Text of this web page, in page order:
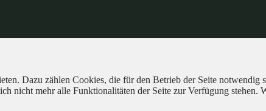
Dazu zählen Cookies, die für den Betrieb der Seite notwendig
nicht mehr alle Funktionalitäten der Seite zur Verfügung stehen.